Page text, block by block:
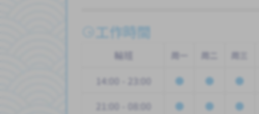
工作時間
輪班 周一 周二 周三
14:00 - 23:00
21:00 - 08:00